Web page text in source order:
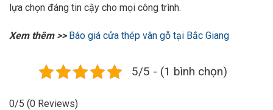
lựa chọn đáng tin cậy cho mọi công trình.
Xem thêm >> Báo giá cửa thép vân gỗ tại Bắc Giang
5/5 - (1 bình chọn)
0/5 (0 Reviews)